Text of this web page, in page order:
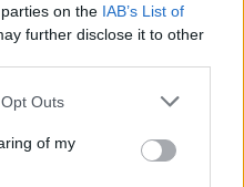
on the IAB’s List of
further disclose it to other
Outs
of my
καλοκαιρινές